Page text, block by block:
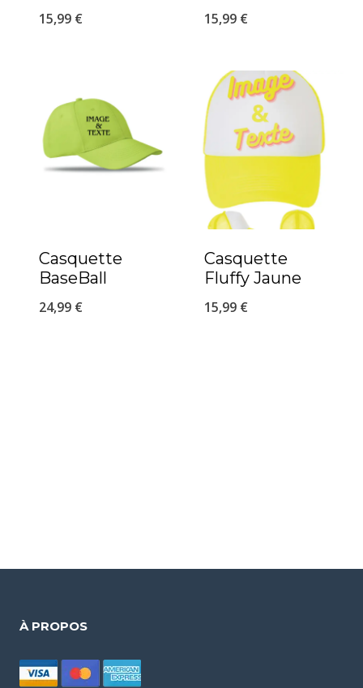
15,99 € 15,99 €
Casquette
BaseBall
24,99 €
Casquette
Fluffy Jaune
15,99 €
À PROPOS